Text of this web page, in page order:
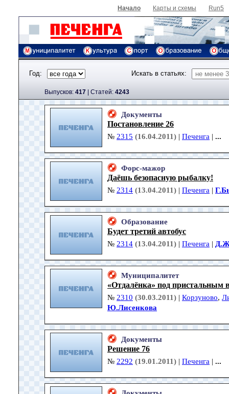
Начало Карты и схемы Run5
Год: Искать в статьях:
Выпусков: 417 | Cтатей: 4243
Документы
Постановление 26
№ 2315 (16.04.2011) | Печенга | ...
Форс-мажор
Даёшь безопасную рыбалку!
№ 2314 (13.04.2011) | Печенга |
Образование
Будет третий автобус
№ 2314 (13.04.2011) | Печенга |
Муниципалитет
«Отдалёнка» под пристальным
№ 2310 (30.03.2011) | Корзуново,
Ю.Лисенкова
Документы
Решение 76
№ 2292 (19.01.2011) | Печенга | ...